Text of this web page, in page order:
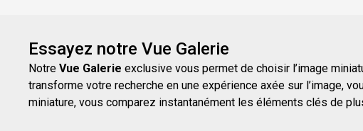
Essayez notre Vue Galerie
Notre Vue Galerie exclusive vous permet de choisir l’image
transforme votre recherche en une expérience axée sur l’image,
miniature, vous comparez instantanément les éléments clés de